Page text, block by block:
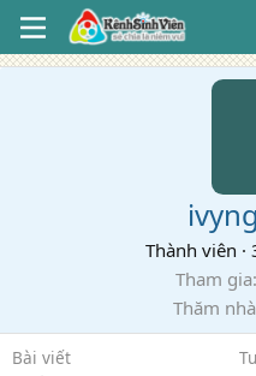
Thành viên ·
Tham gia
Thăm nhà
Bài viết